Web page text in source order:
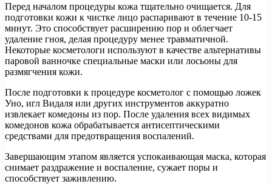
Перед началом процедуры кожа тщательно очищается. Для
подготовки кожи к чистке лицо распаривают в течение 10-15
минут. Это способствует расширению пор и облегчает
удаление гноя, делая процедуру менее травматичной.
Некоторые косметологи используют в качестве альтернативы
паровой ванночке специальные маски или лосьоны для
размягчения кожи.
После подготовки к процедуре косметолог с помощью ложек
Уно, игл Видаля или других инструментов аккуратно
извлекает комедоны из пор. После удаления всех видимых
комедонов кожа обрабатывается антисептическими
средствами для предотвращения воспалений.
Завершающим этапом является успокаивающая маска, которая
снимает раздражение и воспаление, сужает поры и
способствует заживлению.